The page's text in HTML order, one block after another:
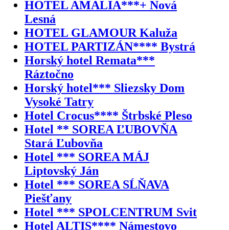
HOTEL AMALIA***+ Nová
Lesná
HOTEL GLAMOUR Kaluža
HOTEL PARTIZÁN**** Bystrá
Horský hotel Remata***
Ráztočno
Horský hotel*** Sliezsky Dom
Vysoké Tatry
Hotel Crocus**** Štrbské Pleso
Hotel ** SOREA ĽUBOVŇA
Stará Ľubovňa
Hotel *** SOREA MÁJ
Liptovský Ján
Hotel *** SOREA SĹŇAVA
Piešťany
Hotel *** SPOLCENTRUM Svit
Hotel ALTIS**** Námestovo